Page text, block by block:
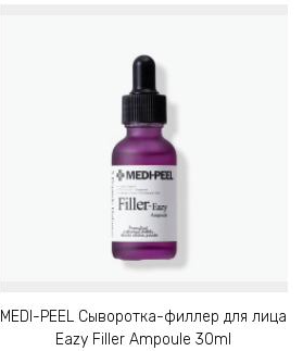
MEDI-PEEL Сыворотка-филлер для лица
Eazy Filler Ampoule 30ml